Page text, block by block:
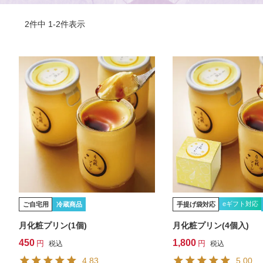
2件中 1-2件表示
ご自宅用 冷蔵商品
月化粧プリン(1個)
450 税込
4.83
手提げ袋対応 eギフト対応
月化粧プリン(4個入)
1,800 税込
5.00